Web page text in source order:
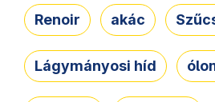
Renoir akác
Lágymányosi híd